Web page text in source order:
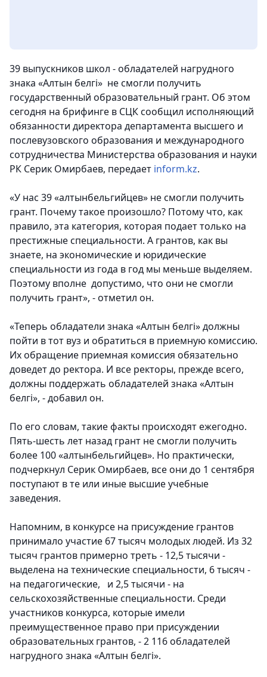
39 выпускников школ - обладателей нагрудного
знака «Алтын белгi» не смогли получить
государственный образовательный грант. Об этом
сегодня на брифинге в СЦК сообщил исполняющий
обязанности директора департамента высшего и
послевузовского образования и международного
сотрудничества Министерства образования и науки
РК Серик Омирбаев, передает inform.kz.
«У нас 39 «алтынбельгийцев» не смогли получить
грант. Почему такое произошло? Потому что, как
правило, эта категория, которая подает только на
престижные специальности. А грантов, как вы
знаете, на экономические и юридические
специальности из года в год мы меньше выделяем.
Поэтому вполне допустимо, что они не смогли
получить грант», - отметил он.
«Теперь обладатели знака «Алтын белгi» должны
пойти в тот вуз и обратиться в приемную комиссию.
Их обращение приемная комиссия обязательно
доведет до ректора. И все ректоры, прежде всего,
должны поддержать обладателей знака «Алтын
белгi», - добавил он.
По его словам, такие факты происходят ежегодно.
Пять-шесть лет назад грант не смогли получить
более 100 «алтынбельгийцев». Но практически,
подчеркнул Серик Омирбаев, все они до 1 сентября
поступают в те или иные высшие учебные
заведения.
Напомним, в конкурсе на присуждение грантов
принимало участие 67 тысяч молодых людей. Из 32
тысяч грантов примерно треть - 12,5 тысячи -
выделена на технические специальности, 6 тысяч -
на педагогические, и 2,5 тысячи - на
сельскохозяйственные специальности. Среди
участников конкурса, которые имели
преимущественное право при присуждении
образовательных грантов, - 2 116 обладателей
нагрудного знака «Алтын белгі».